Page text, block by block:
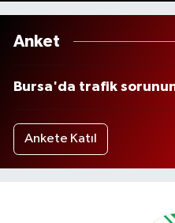
Anket
Bursa'da trafik
Ankete Katıl